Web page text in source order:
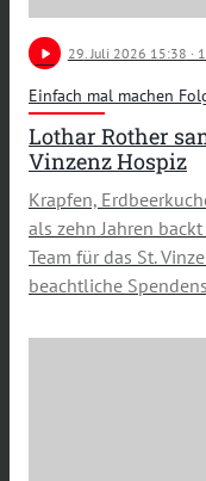
play_arrow 29 . Juli 2026 15:38 ·
Einfach mal machen
Lothar Rother
Vinzenz Hospiz
Krapfen,
als zehn Jahren
Team für das St.
beachtliche